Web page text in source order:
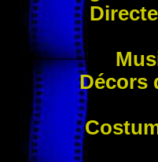
Décors